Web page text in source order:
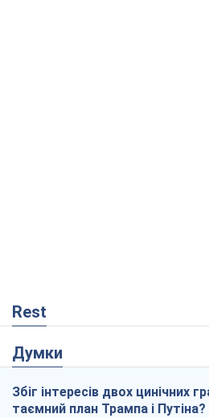
Rest
Думки
Збіг інтересів двох цинічних
таємний план Трампа і Путіна?